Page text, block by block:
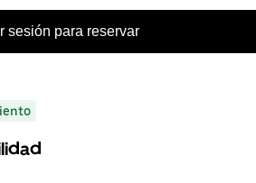
sesión para reservar